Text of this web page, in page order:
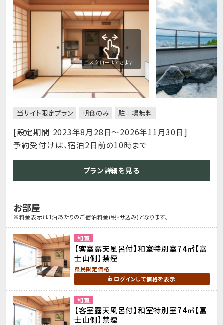
スクロールできます
当サイト限定プラン 朝食のみ 駐車場無料
[設定期間 2023年8月28日～2026年11月30日]
予約受付けは、宿泊2日前の10時まで
プラン詳細を見る
お部屋
※料金表示は1泊あたりのご宿泊料金(税・サ込み)となります。
和室
【客室露天風呂付】和室特別室74㎡【富
士山側】禁煙
県民限定価格
ログインして価格を表示
和室
【客室露天風呂付】和室特別室74㎡【富
士山側】禁煙